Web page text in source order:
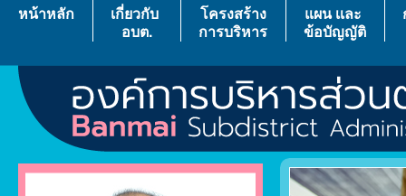
หน้าหลัก
เกี่ยวกับ
อบต.
โครงสร้าง
การบริหาร
แผน เเละ
ข้อบัญญัติ